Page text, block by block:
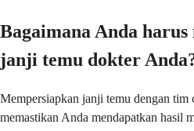
Bagaimana Anda
janji temu dokter
Mempersiapkan janji temu dengan tim
memastikan Anda mendapatkan hasil